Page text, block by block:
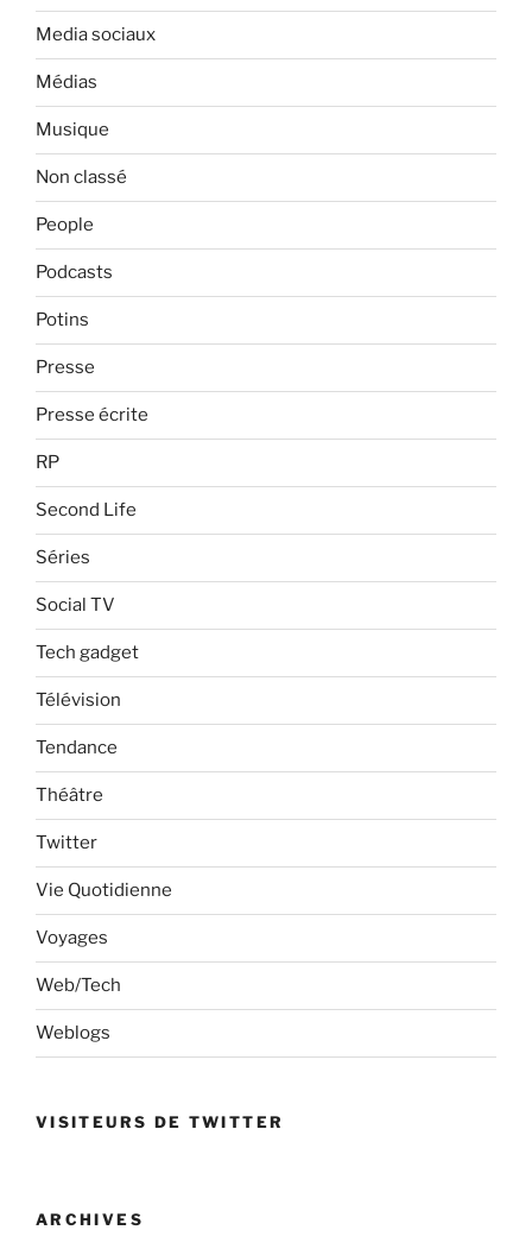
Media sociaux
Médias
Musique
Non classé
People
Podcasts
Potins
Presse
Presse écrite
RP
Second Life
Séries
Social TV
Tech gadget
Télévision
Tendance
Théâtre
Twitter
Vie Quotidienne
Voyages
Web/Tech
Weblogs
VISITEURS DE TWITTER
ARCHIVES